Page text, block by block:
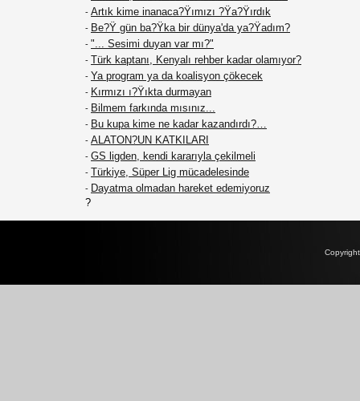
- Artık kime inanaca?Ÿımızı ?Ÿa?Ÿırdık
- Be?Ÿ gün ba?Ÿka bir dünya'da ya?Ÿadım?
- "... Sesimi duyan var mı?"
- Türk kaptanı, Kenyalı rehber kadar olamıyor?
- Ya program ya da koalisyon çökecek
- Kırmızı ı?Ÿıkta durmayan
- Bilmem farkında mısınız...
- Bu kupa kime ne kadar kazandırdı?…
- ALATON?UN KATKILARI
- GS ligden, kendi kararıyla çekilmeli
- Türkiye, Süper Lig mücadelesinde
- Dayatma olmadan hareket edemiyoruz
?